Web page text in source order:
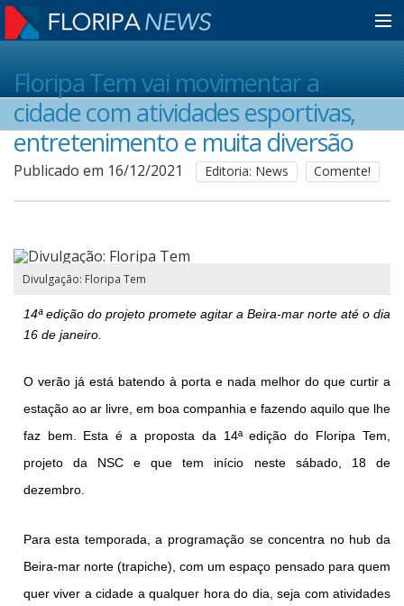
Home
Notícias
Classificados
Guia de Serviços
Anuncie
Cinema
Agenda Cultural
Floripa Tem vai movimentar a
cidade com atividades esportivas,
entretenimento e muita diversão
Publicado em 16/12/2021 Editoria: News Comente!
Divulgação: Floripa Tem
14ª edição do projeto promete agitar a Beira-mar norte até o dia
16 de janeiro.
O verão já está batendo à porta e nada melhor do que curtir a
estação ao ar livre, em boa companhia e fazendo aquilo que lhe
faz bem. Esta é a proposta da 14ª edição do Floripa Tem,
projeto da NSC e que tem início neste sábado, 18 de
dezembro.
Para esta temporada, a programação se concentra no hub da
Beira-mar norte (trapiche), com um espaço pensado para quem
quer viver a cidade a qualquer hora do dia, seja com atividades